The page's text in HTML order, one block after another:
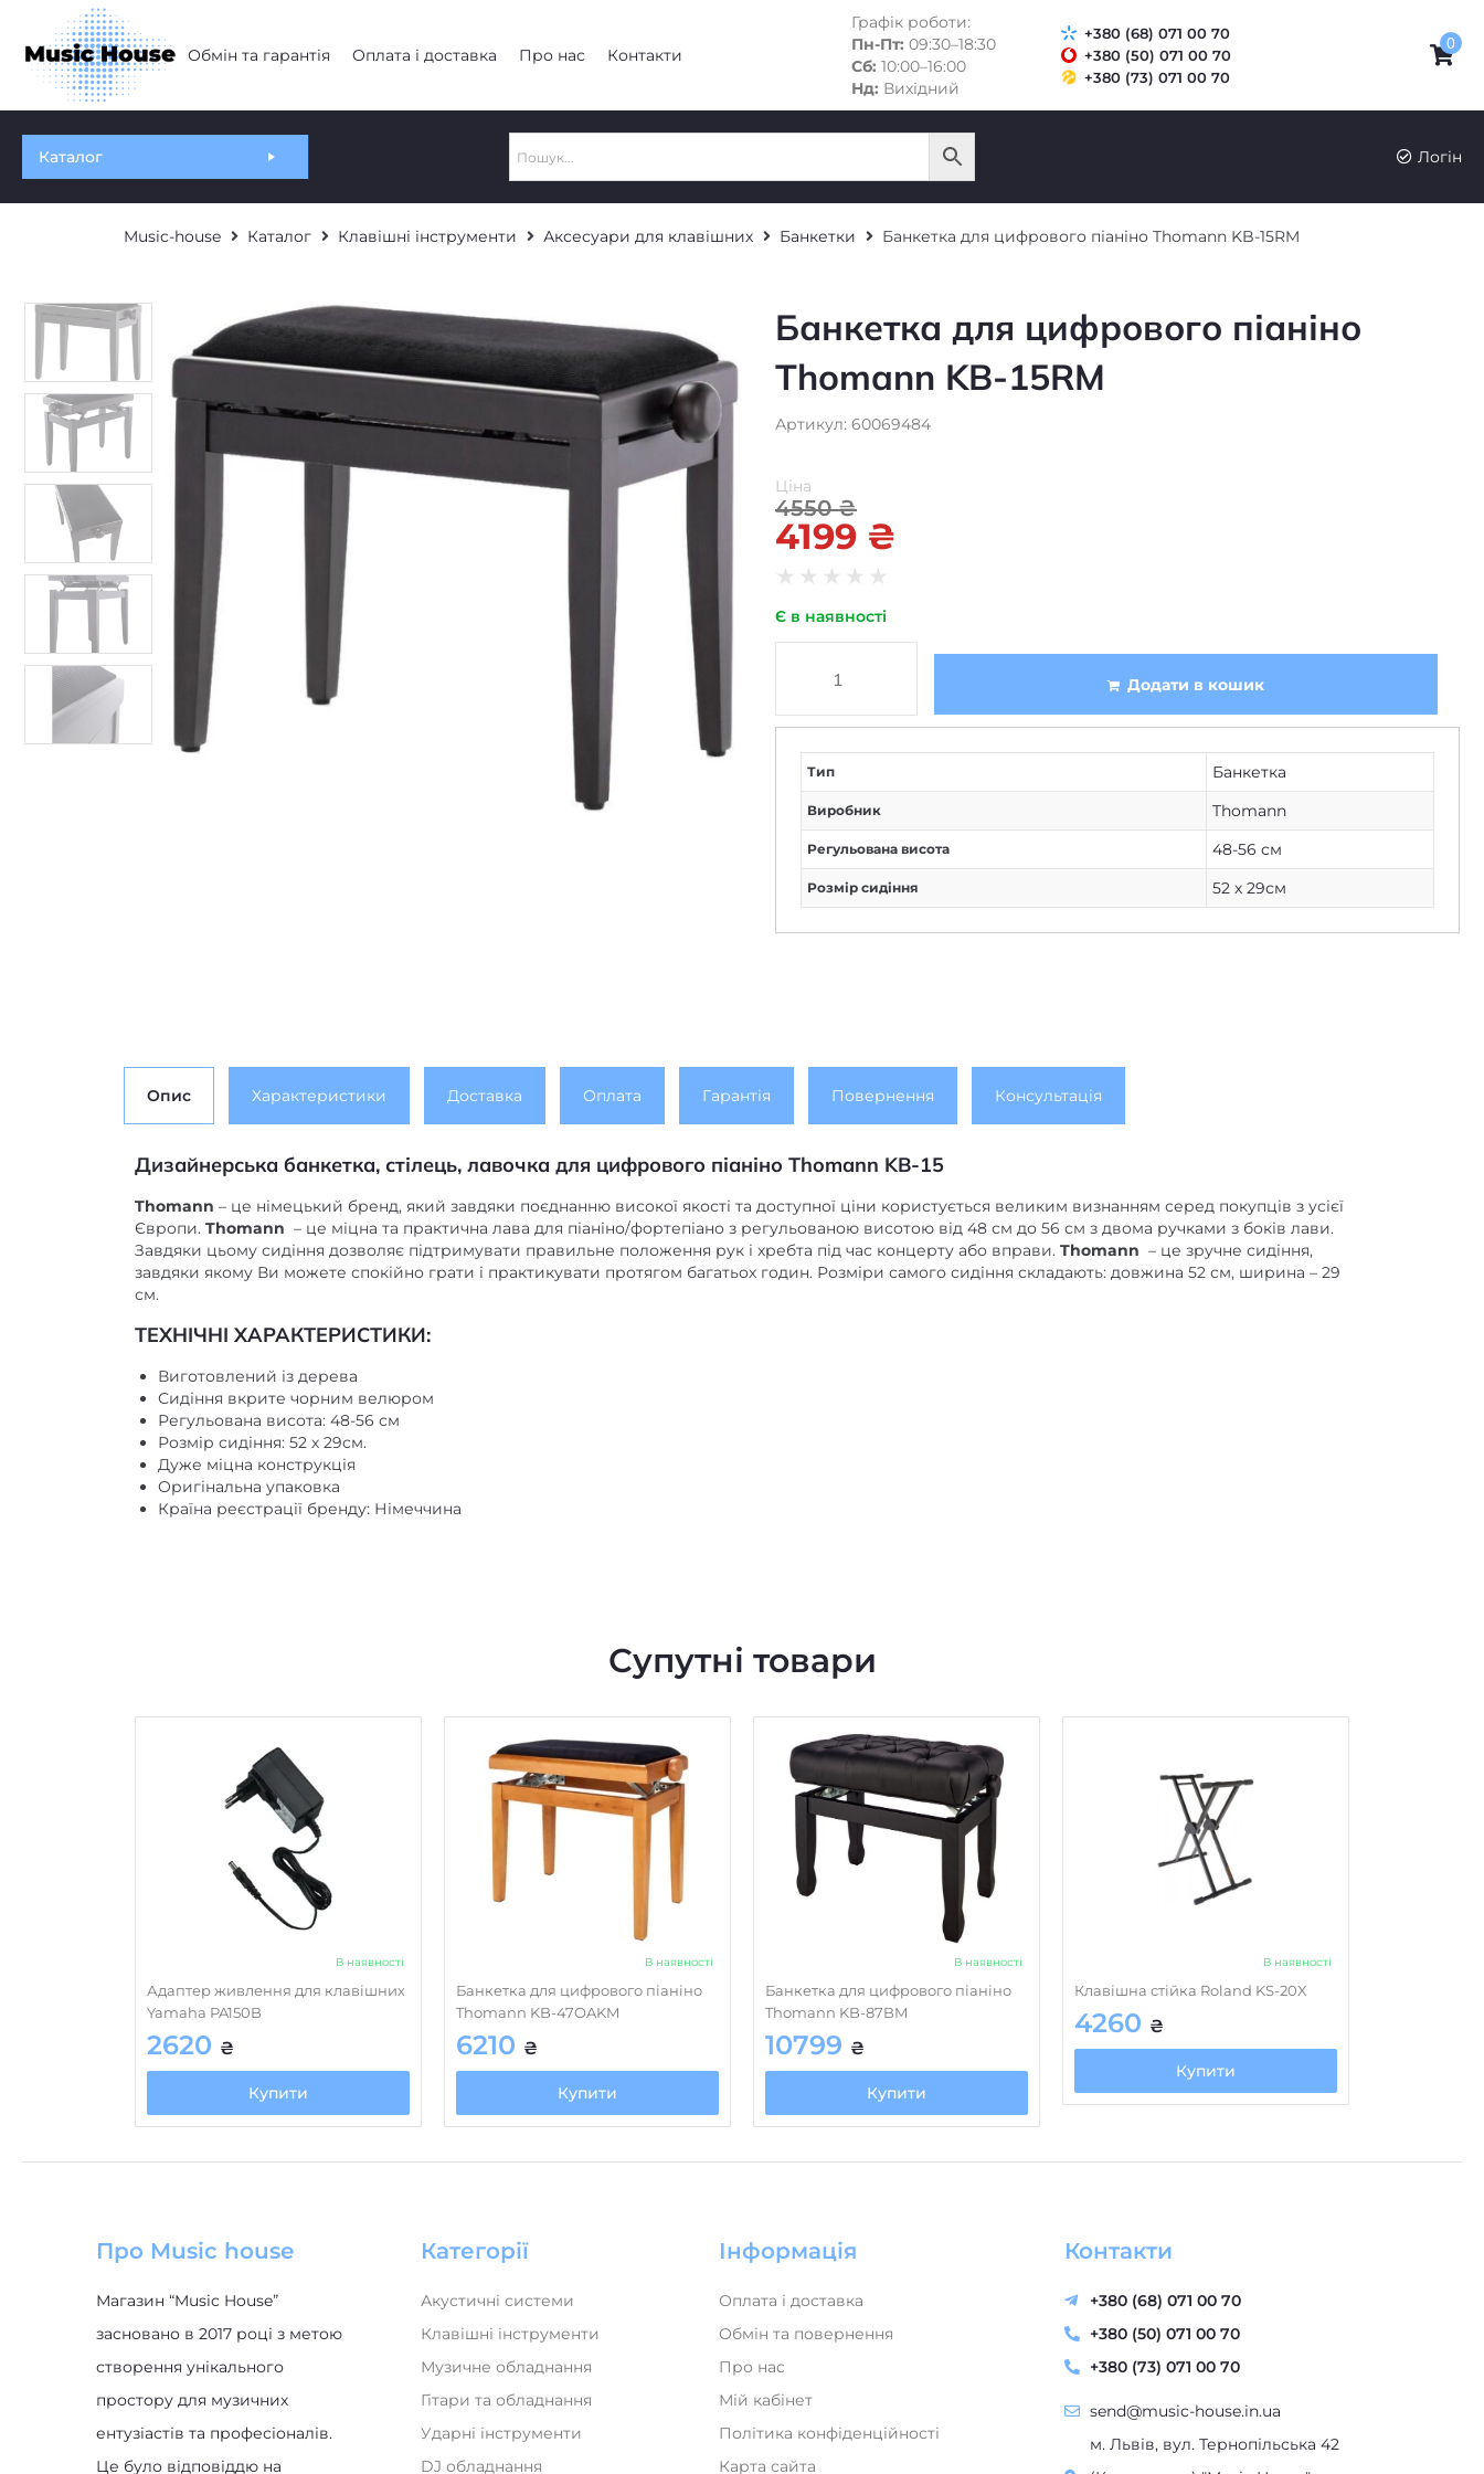
Обмін та гарантія Оплата і доставка Про нас Контакти
Графік роботи:
Пн-Пт: 09:30–18:30
Сб: 10:00–16:00
Нд: Вихідний
+380 (68) 071 00 70
+380 (50) 071 00 70
+380 (73) 071 00 70
0
Каталог Логін
Music-house Каталог Клавішні інструменти Аксесуари для клавішних Банкетки Банкетка для цифрового піаніно Thomann KB-15RM
Банкетка для цифрового піаніно
Thomann KB-15RM
Артикул: 60069484
Ціна
4550₴
4199 ₴
★ ★ ★ ★ ★
Є в наявності
Додати в кошик
Тип Банкетка
Виробник Thomann
Регульована висота 48-56 см
Розмір сидіння 52 х 29см
Опис Характеристики Доставка Оплата Гарантія Повернення Консультація
Дизайнерська банкетка, стілець, лавочка для цифрового піаніноThomann KB-15
Thomann– це німецький бренд, який завдяки поєднанню високої якості та доступної ціни користується великим визнанням серед покупців з усієї
Європи.
Thomann
– це міцна та практична лава для піаніно/фортепіано з регульованою висотою від 48 см до 56 см з двома ручками з боків лави.
Завдяки цьому сидіння дозволяє підтримувати правильне положення рук і хребта під час концерту або вправи. Thomann– це зручне сидіння,
завдяки якому Ви можете спокійно грати і практикувати протягом багатьох годин. Розміри самого сидіння складають: довжина 52 см, ширина – 29
см.
ТЕХНІЧНІ ХАРАКТЕРИСТИКИ:
Виготовлений із дерева
Сидіння вкрите чорним велюром
Регульована висота: 48-56 см
Розмір сидіння: 52 х 29см.
Дуже міцна конструкція
Оригінальна упаковка
Країна реєстрації бренду: Німеччина
Адаптер живлення для клавішних
2620₴
В наявності
Банкетка для цифрового піаніно
6210₴
В наявності
Банкетка для цифрового піаніно
10799₴
Клавішна стійка Roland KS-20X
4260 ₴
Магазин “Music House”
засновано в 2017 році з метою
створення унікального
простору для музичних
ентузіастів та професіоналів.
Це було відповіддю на
відсутність спеціалізованого
Акустичні системи
Клавішні інструменти
Музичне обладнання
Гітари та обладнання
Ударні інструменти
DJ обладнання
Духові інструменти
Оплата і доставка
Обмін та повернення
Про нас
Мій кабінет
Політика конфіденційності
Карта сайта
+380 (50) 071 00 70
+380 (73) 071 00 70
send@music-house.in.ua
м. Львів, вул. Тернопільська 42
(Колл-центр) "Music House" -